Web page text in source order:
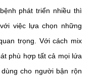
phát triển nhiều thì
việc lựa chọn những
trọng. Với cách mix
phù hợp tất cả mọi lứa
cho người bận rộn